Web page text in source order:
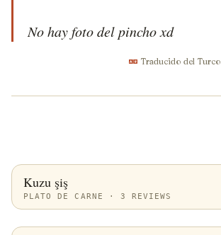
No hay foto del pincho xd
Traducido del Turco
Kuzu şiş
PLATO DE CARNE · 3 REVIEWS